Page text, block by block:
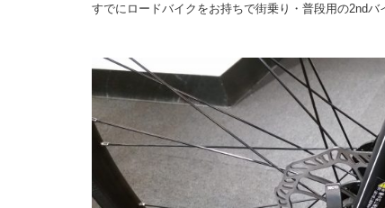
すでにロードバイクをお持ちで街乗り・普段用の2ndバ